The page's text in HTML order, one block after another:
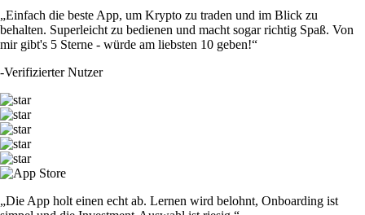
„Einfach die beste App, um Krypto zu traden und im Blick zu
behalten. Superleicht zu bedienen und macht sogar richtig Spaß. Von
mir gibt's 5 Sterne - würde am liebsten 10 geben!“
-Verifizierter Nutzer
„Die App holt einen echt ab. Lernen wird belohnt, Onboarding ist